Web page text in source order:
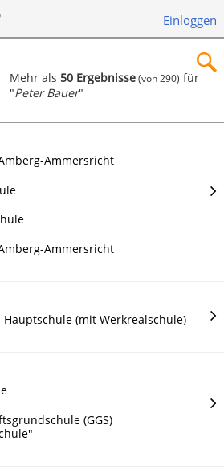
Einloggen
Mehr als 50 Ergebnisse (von 290) für
"Peter Bauer"
Ammersricht
Ammersricht
Hauptschule (mit Werkrealschule)
(GGS)